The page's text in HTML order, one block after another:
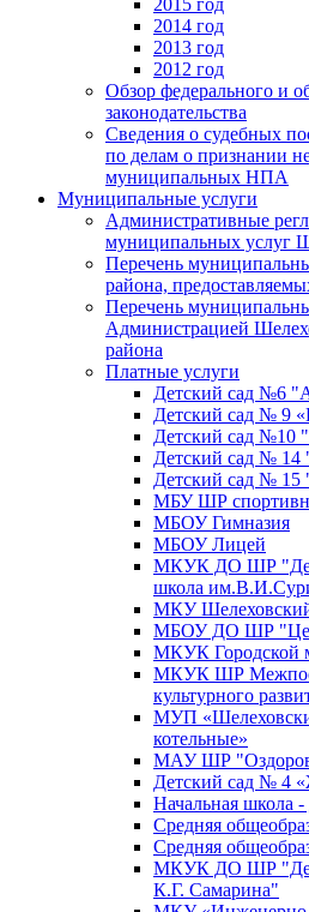
2014 год
2013 год
2012 год
Обзор федерального и
законодательства
Сведения о судебных
по делам о признании
муниципальных НПА
Муниципальные услуги
Административные
муниципальных услуг
Перечень
района,
Перечень
Администрацией
района
Платные услуги
Детский сад №6
Детский сад № 9
Детский сад №10
Детский сад № 14
Детский сад № 15
МБУ ШР
МБОУ Гимназия
МБОУ Лицей
МКУК ДО ШР
школа
МКУ
МБОУ ДО ШР
МКУК Городской
МКУК ШР
культурного
МУП
котельные»
МАУ ШР
Детский сад № 4
Начальная школа
Средняя
Средняя
МКУК ДО ШР
К.Г. Самарина"